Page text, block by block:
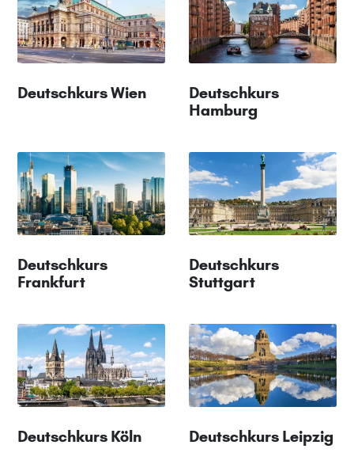
Deutschkurs Wien
Deutschkurs
Hamburg
Deutschkurs
Frankfurt
Deutschkurs
Stuttgart
Deutschkurs Köln Deutschkurs Leipzig